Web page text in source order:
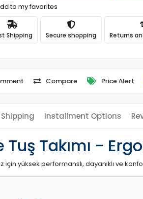
to my favorites
Shipping Secure shopping Returns
Compare Price Alert
Installment Options
Tuş Takımı -
için yüksek performanslı, dayanıklı ve